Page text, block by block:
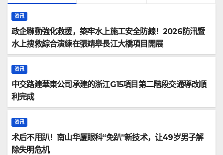
资讯
政企聯動強化救援，築牢水上施工安全防線！2026防汛暨
水上搜救綜合演練在張靖皋長江大橋項目開展
资讯
中交路建華東公司承建的浙江G15項目第二階段交通導改順
利完成
资讯
术后不用趴！南山华厦眼科“免趴”新技术，让49岁男子解
除失明危机